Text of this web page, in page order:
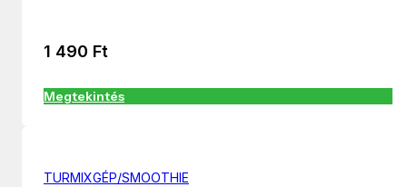
1 490 Ft
Megtekintés
TURMIXGÉP/SMOOTHIE